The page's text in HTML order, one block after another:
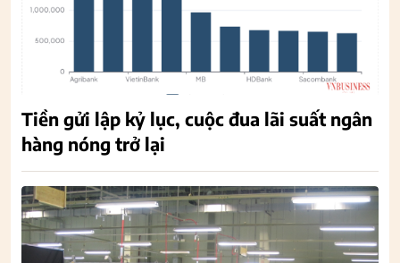
Tiền gửi lập kỷ lục, cuộc đua lãi suất ngân
hàng nóng trở lại